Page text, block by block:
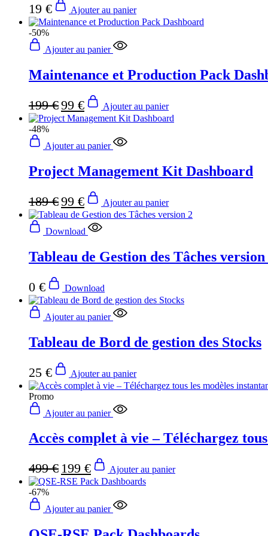
19 € Ajouter au panier
-50%
Ajouter au panier
Maintenance et Production Pack
199€ Le
prix
initial
199 €.
99 €Le
prix
actuel
99 €.
Ajouter au panier
-48%
Ajouter au panier
Project Management Kit Dashboard
189€ Le
prix
initial
était :
189 €.
99 €Le
prix
actuel
est :
99 €.
Ajouter au panier
Download
Tableau de Gestion des Tâches version
0 € Download
Ajouter au panier
Tableau de Bord de gestion des Stocks
25 € Ajouter au panier
Promo
Ajouter au panier
Accès complet à vie – Téléchargez
499€ Le
prix
initial
499 €.
199 €Le
prix
actuel
199 €.
Ajouter au panier
-67%
Ajouter au panier